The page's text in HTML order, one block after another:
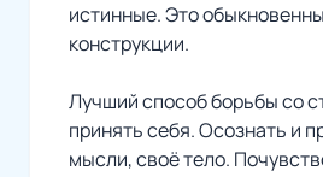
истинные. Это
конструкции.
Лучший способ борьбы со
принять себя. Осознать и
мысли, своё тело.